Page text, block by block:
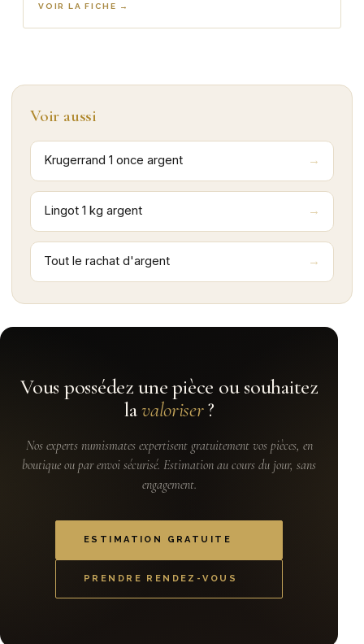
VOIR LA FICHE →
Voir aussi
Krugerrand 1 once argent
Lingot 1 kg argent
Tout le rachat d'argent
Vous possédez une pièce ou souhaitez
lavaloriser?
Nos experts numismates expertisent gratuitement vos pièces, en
boutique ou par envoi sécurisé. Estimation au cours du jour, sans
engagement.
ESTIMATION GRATUITE
PRENDRE RENDEZ-VOUS